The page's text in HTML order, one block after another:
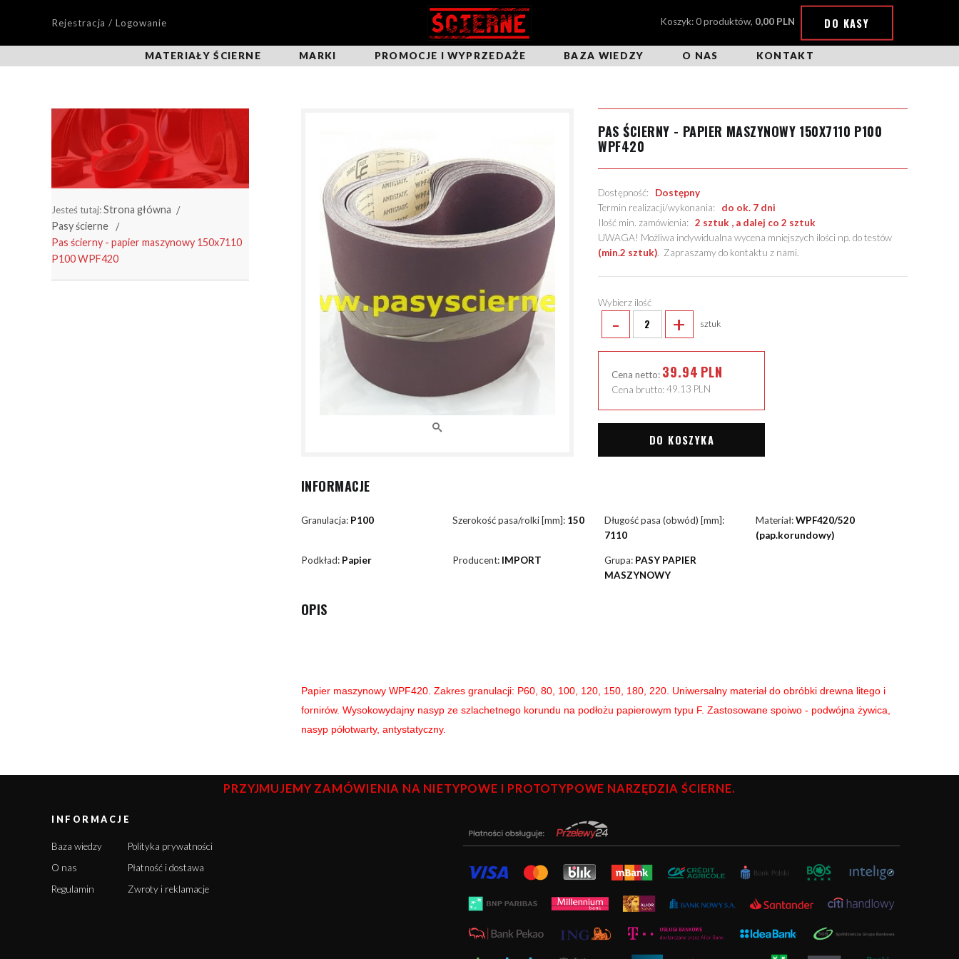
Rejestracja / Logowanie Koszyk: 0 produktów, 0,00 PLN DO KASY
MATERIAŁY ŚCIERNE MARKI PROMOCJE I WYPRZEDAŻE BAZA WIEDZY O NAS KONTAKT
Jesteś tutaj:Strona główna
Pasy ścierne
Pas ścierny - papier maszynowy 150x7110
P100 WPF420
PAS ŚCIERNY - PAPIER MASZYNOWY 150X7110 P100
WPF420
Dostępność: Dostępny
Termin realizacji/wykonania: do ok. 7 dni
Ilość min. zamówienia:2 sztuk , a dalej co 2 sztuk
UWAGA! Możliwa indywidualna wycena mniejszych ilości np. do testów
(min.2 sztuk). Zapraszamy do kontaktu z nami.
Wybierz ilość
- + sztuk
Cena netto: 39.94 PLN
Cena brutto:49.13 PLN
DO KOSZYKA
INFORMACJE
Granulacja: P100 Szerokość pasa/rolki [mm]: 150
Długość pasa (obwód) [mm]:
7110
Materiał:WPF420/520
(pap.korundowy)
Podkład: Papier Producent: IMPORT Grupa: PASY PAPIER
MASZYNOWY
OPIS
Papier maszynowy WPF420. Zakres granulacji: P60, 80, 100, 120, 150, 180, 220. Uniwersalny materiał do obróbki drewna litego i
fornirów. Wysokowydajny nasyp ze szlachetnego korundu na podłożu papierowym typu F. Zastosowane spoiwo - podwójna żywica,
nasyp półotwarty, antystatyczny.
PRZYJMUJEMY ZAMÓWIENIA NA NIETYPOWE I PROTOTYPOWE NARZĘDZIA ŚCIERNE.
INFORMACJE
Baza wiedzy
O nas
Regulamin
Polityka prywatności
Płatność i dostawa
Zwroty i reklamacje